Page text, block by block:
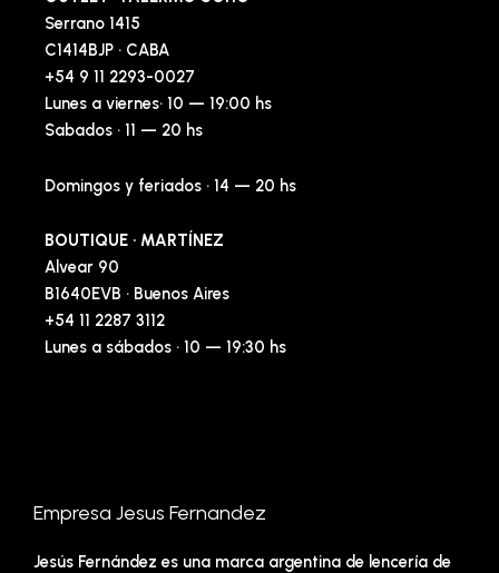
Serrano 1415
C1414BJP · CABA
+54 9 11 2293-0027
Lunes a viernes· 10 — 19:00 hs
Sabados · 11 — 20 hs
Domingos y feriados · 14 — 20 hs
BOUTIQUE · MARTÍNEZ
Alvear 90
B1640EVB · Buenos Aires
+54 11 2287 3112
Lunes a sábados · 10 — 19:30 hs
Empresa Jesus Fernandez
Jesús Fernández es una marca argentina de lencería de